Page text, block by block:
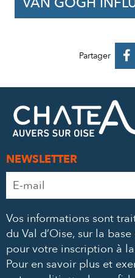
Partager 
NEWSLETTER
Adresse
e-
*
Vos informations sont
du Val d’Oise, sur la
pour votre inscription à
Pour en savoir plus et